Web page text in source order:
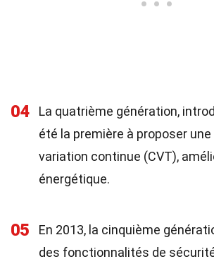
04
La quatrième génération,
été la première à proposer
variation continue (CVT),
énergétique.
05
En 2013, la cinquième
des fonctionnalités de